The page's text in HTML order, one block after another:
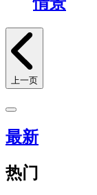
上一页
最新
热门